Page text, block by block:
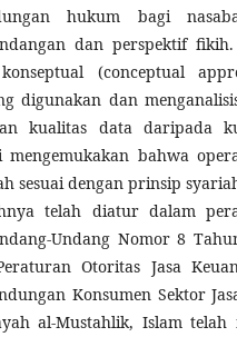
hukum bagi
dan perspektif
(conceptual
digunakan dan
kualitas data daripada
bahwa
sesuai dengan prinsip
telah diatur dalam
Undang Nomor 8
Otoritas Jasa
Konsumen Sektor
al-Mustahlik, Islam